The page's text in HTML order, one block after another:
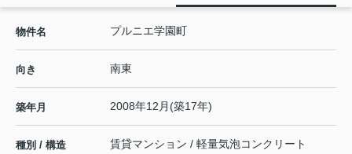
物件名 プルニエ学園町
向き 南東
築年月 2008年12月(築17年)
種別 / 構造 賃貸マンション / 軽量気泡コンクリート